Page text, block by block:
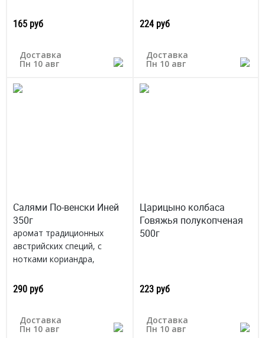
165 руб
Доставка
Пн 10 авг
подходит для
приготовления солянки
224 руб
Доставка
Пн 10 авг
Салями По-венски Иней
350г
аромат традиционных
австрийских специй, с
нотками кориандра,
Россия
290 руб
Доставка
Пн 10 авг
Царицыно колбаса
Говяжья полукопченая
500г
223 руб
Доставка
Пн 10 авг